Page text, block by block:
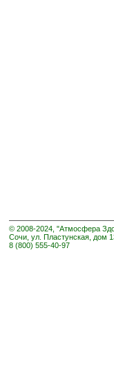
© 2008-2024, "Атмосфера
Сочи, ул. Пластунская, дом
8 (800) 555-40-97